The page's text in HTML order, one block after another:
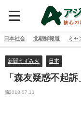
日本社会 北朝鮮報道 ミャ
新聞うずみ火 日本
「森友疑惑不起
2018.07.11